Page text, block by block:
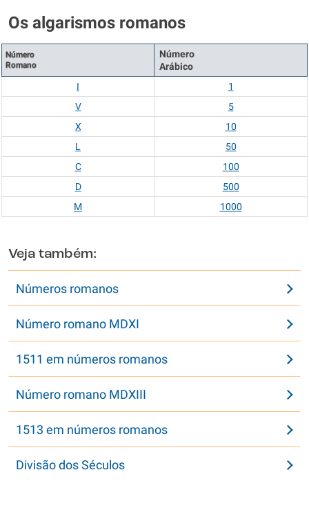
Os algarismos romanos
Número
Romano
Número
Arábico
I
1
V
5
X
10
L
50
C
100
D
500
M
1000
Veja também:
Números romanos
Número romano MDXI
1511 em números romanos
Número romano MDXIII
1513 em números romanos
Divisão dos Séculos